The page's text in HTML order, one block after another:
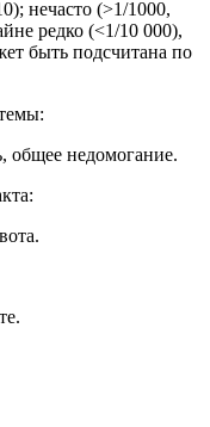
нечасто (>1/1000,
редко (<1/10 000),
быть подсчитана по
общее недомогание.